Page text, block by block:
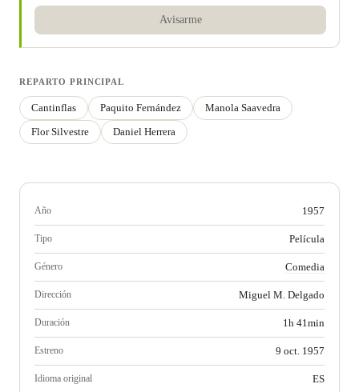
Avisarme
REPARTO PRINCIPAL
Cantinflas Paquito Fernández
Manola Saavedra
Flor Silvestre
Daniel Herrera
Año 1957
Tipo Película
Género Comedia
Dirección Miguel M. Delgado
Duración 1h 41min
Estreno 9 oct. 1957
Idioma original ES